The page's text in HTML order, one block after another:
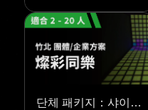
단체 패키지：샤이닝 플레이